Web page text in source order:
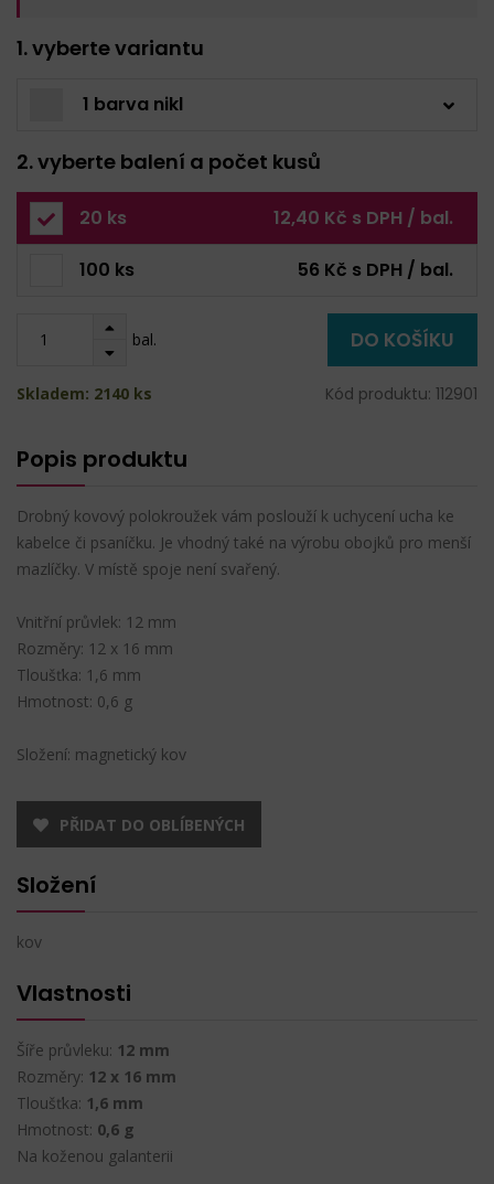
1. vyberte variantu
1 barva nikl
2. vyberte balení a počet kusů
20 ks 12,40 Kč s DPH / bal.
100 ks 56 Kč s DPH / bal.
bal. DO KOŠÍKU
Skladem: 2140 ks Kód produktu: 112901
Popis produktu
Drobný kovový polokroužek vám poslouží k uchycení ucha ke
kabelce či psaníčku. Je vhodný také na výrobu obojků pro menší
mazlíčky. V místě spoje není svařený.
Vnitřní průvlek: 12 mm
Rozměry: 12 x 16 mm
Tloušťka: 1,6 mm
Hmotnost: 0,6 g
Složení: magnetický kov
PŘIDAT DO OBLÍBENÝCH
Složení
kov
Vlastnosti
Šíře průvleku: 12 mm
Rozměry: 12 x 16 mm
Tloušťka: 1,6 mm
Hmotnost: 0,6 g
Na koženou galanterii